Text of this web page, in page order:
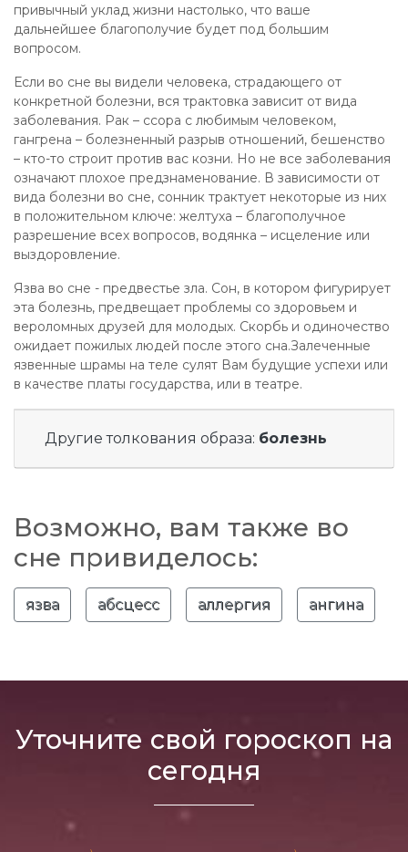
привычный уклад жизни настолько, что ваше
дальнейшее благополучие будет под большим
вопросом.
Если во сне вы видели человека, страдающего от
конкретной болезни, вся трактовка зависит от вида
заболевания. Рак – ссора с любимым человеком,
гангрена – болезненный разрыв отношений, бешенство
– кто-то строит против вас козни. Но не все заболевания
означают плохое предзнаменование. В зависимости от
вида болезни во сне, сонник трактует некоторые из них
в положительном ключе: желтуха – благополучное
разрешение всех вопросов, водянка – исцеление или
выздоровление.
Язва во сне - предвестье зла. Сон, в котором фигурирует
эта болезнь, предвещает проблемы со здоровьем и
вероломных друзей для молодых. Скорбь и одиночество
ожидает пожилых людей после этого сна.Залеченные
язвенные шрамы на теле сулят Вам будущие успехи или
в качестве платы государства, или в театре.
Другие толкования образа: болезнь
Возможно, вам также во
сне привиделось:
язва абсцесс аллергия ангина
Уточните свой гороскоп на
сегодня